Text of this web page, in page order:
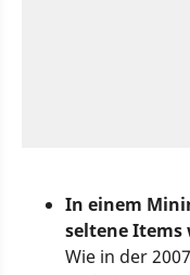
In einem
seltene Items
Wie in der